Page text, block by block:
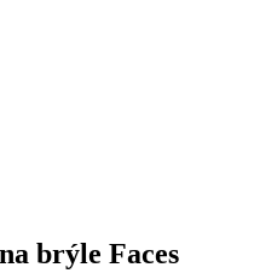
brýle Faces